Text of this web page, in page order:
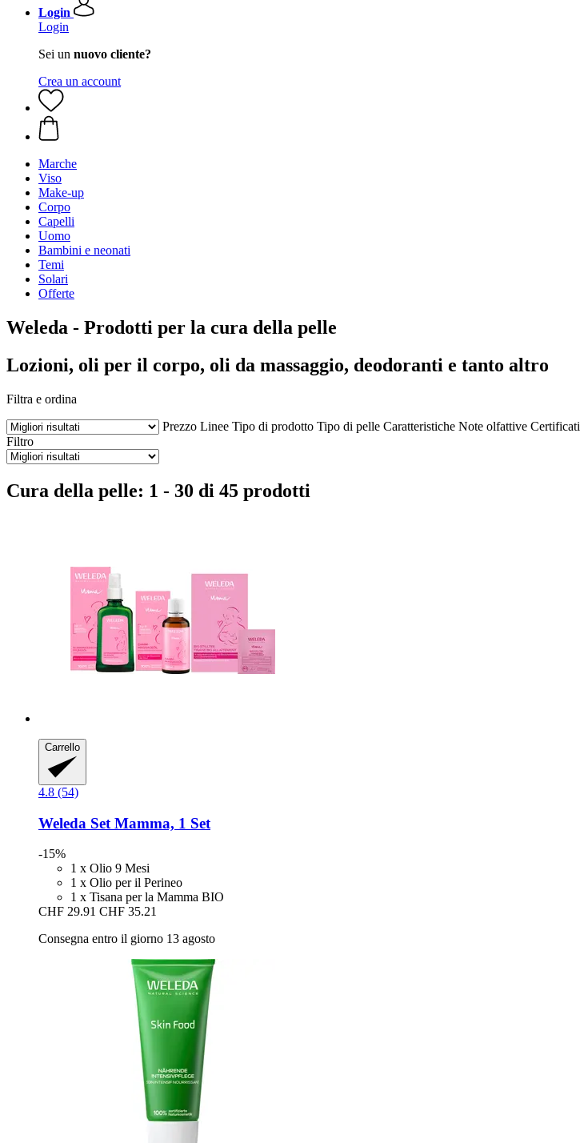
Login
Login
Sei un nuovo cliente?
Crea un account
Marche
Viso
Make-up
Corpo
Capelli
Uomo
Bambini e neonati
Temi
Solari
Offerte
Weleda - Prodotti per la cura della pelle
Lozioni, oli per il corpo, oli da massaggio, deodoranti e tanto altro
Filtra e ordina
Prezzo Linee Tipo di prodotto Tipo di pelle Caratteristiche Note olfattive Certificati
Filtro
Cura della pelle: 1 - 30 di 45 prodotti
Carrello
4.8 (54)
Weleda Set Mamma, 1 Set
-15%
1 x Olio 9 Mesi
1 x Olio per il Perineo
1 x Tisana per la Mamma BIO
CHF 29.91 CHF 35.21
Consegna entro il giorno 13 agosto